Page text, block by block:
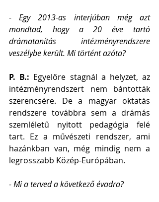
- Egy 2013-as interjúban még azt
mondtad, hogy a 20 éve tartó
drámatanítás intézményrendszere
veszélybe került. Mi történt azóta?
P. B.: Egyelőre stagnál a helyzet, az
intézményrendszert nem bántották
szerencsére. De a magyar oktatás
rendszere továbbra sem a drámás
szemléletű nyitott pedagógia felé
tart. Ez a művészeti rendszer, ami
hazánkban van, még mindig nem a
legrosszabb Közép-Európában.
- Mi a terved a következő évadra?